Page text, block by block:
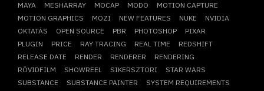
MAYA
MESHARRAY MOCAP MODO
MOTION CAPTURE
MOTION GRAPHICS
MOZI NEW FEATURES NUKE
NVIDIA
OKTATÁS
OPEN SOURCE PBR PHOTOSHOP
PIXAR
PLUGIN
PRICE RAY TRACING REAL TIME
REDSHIFT
RELEASE DATE
RENDER RENDERER
RENDERING
RÖVIDFILM
SHOWREEL SIKERSZTORI
STAR WARS
SUBSTANCE
SUBSTANCE PAINTER
SYSTEM REQUIREMENTS